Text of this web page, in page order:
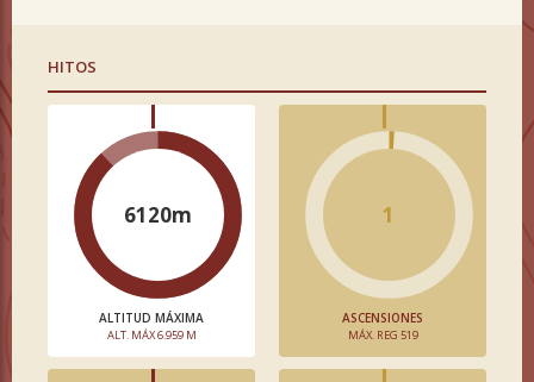
HITOS
6120m
ALTITUD MÁXIMA
ALT. MÁX 6.959 M
1
ASCENSIONES
MÁX. REG 519